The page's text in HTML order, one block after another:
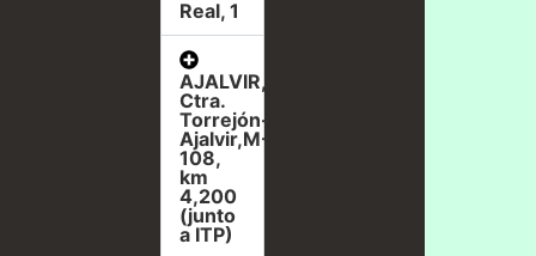
Real, 1
AJALVIR,
Ctra.
Torrejón-
Ajalvir,M-
108,
km
4,200
(junto
a ITP)